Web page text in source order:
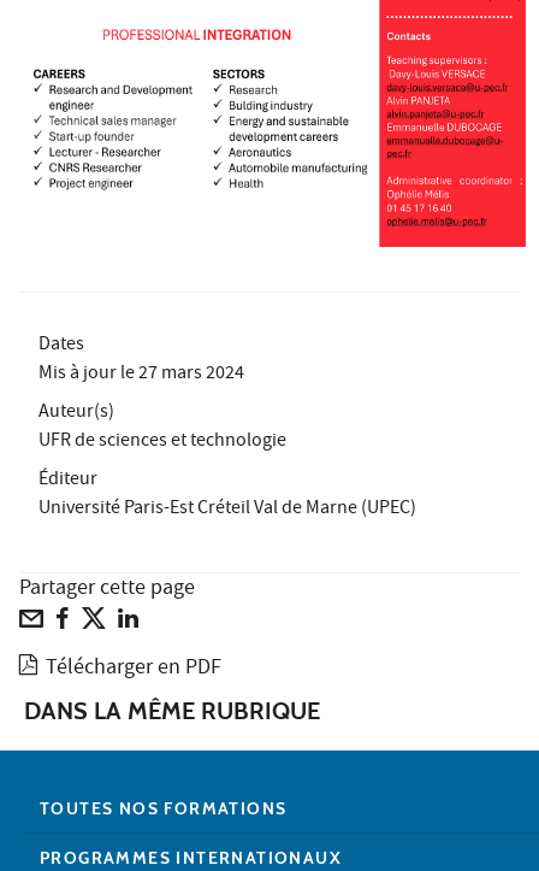
Dates
Mis à jour le27 mars 2024
Auteur(s)
UFR de sciences et technologie
Éditeur
Université Paris-Est Créteil Val de Marne (UPEC)
Partager cette page
Télécharger en PDF
DANS LA MÊME RUBRIQUE
TOUTES NOS FORMATIONS
PROGRAMMES INTERNATIONAUX